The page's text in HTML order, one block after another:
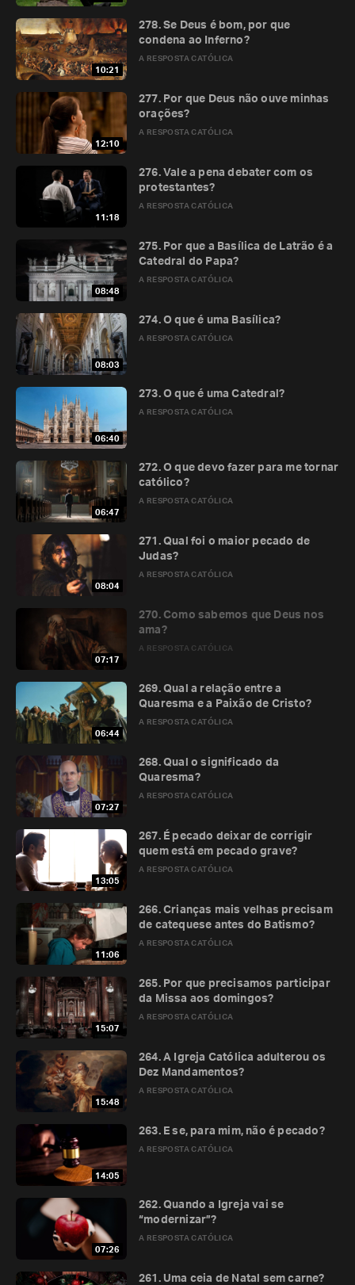
10:21
A RESPOSTA CATÓLICA
278. Se Deus é bom, por que
condena ao Inferno?
12:10
A RESPOSTA CATÓLICA
277. Por que Deus não ouve minhas
orações?
11:18
A RESPOSTA CATÓLICA
276. Vale a pena debater com os
protestantes?
08:48
A RESPOSTA CATÓLICA
275. Por que a Basílica de Latrão é a
Catedral do Papa?
08:03
A RESPOSTA CATÓLICA
274. O que é uma Basílica?
06:40
A RESPOSTA CATÓLICA
273. O que é uma Catedral?
06:47
A RESPOSTA CATÓLICA
272. O que devo fazer para me tornar
católico?
08:04
A RESPOSTA CATÓLICA
271. Qual foi o maior pecado de
Judas?
07:17
A RESPOSTA CATÓLICA
270. Como sabemos que Deus nos
ama?
06:44
A RESPOSTA CATÓLICA
269. Qual a relação entre a
Quaresma e a Paixão de Cristo?
07:27
A RESPOSTA CATÓLICA
268. Qual o significado da
Quaresma?
13:05
A RESPOSTA CATÓLICA
267. É pecado deixar de corrigir
quem está em pecado grave?
11:06
A RESPOSTA CATÓLICA
266. Crianças mais velhas precisam
de catequese antes do Batismo?
15:07
A RESPOSTA CATÓLICA
265. Por que precisamos participar
da Missa aos domingos?
15:48
A RESPOSTA CATÓLICA
264. A Igreja Católica adulterou os
Dez Mandamentos?
14:05
A RESPOSTA CATÓLICA
263. E se, para mim, não é pecado?
07:26
A RESPOSTA CATÓLICA
262. Quando a Igreja vai se
“modernizar”?
261. Uma ceia de Natal sem carne?